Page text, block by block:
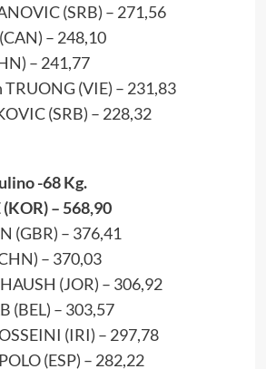
(SRB) – 271,56
– 248,10
– 241,77
TRUONG (VIE) – 231,83
(SRB) – 228,32
-68 Kg.
(KOR) – 568,90
(GBR) – 376,41
– 370,03
(JOR) – 306,92
(BEL) – 303,57
(IRI) – 297,78
(ESP) – 282,22